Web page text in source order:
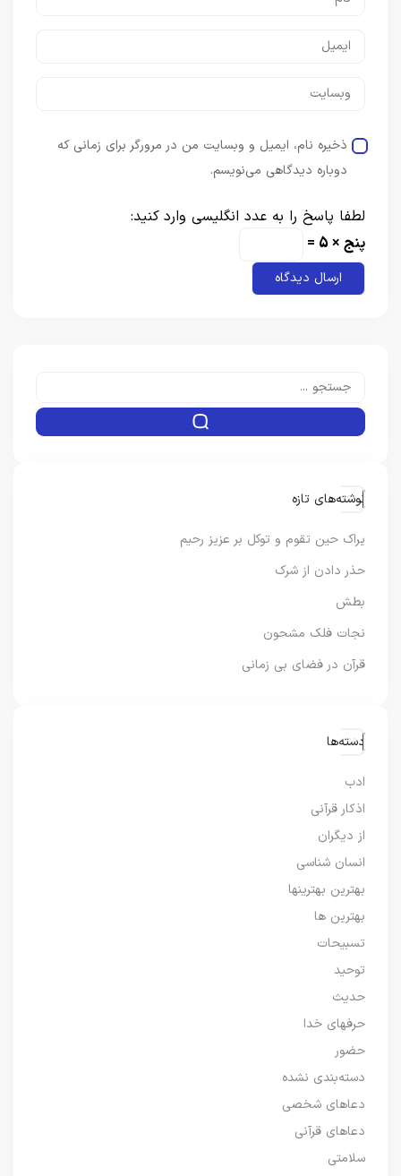
ذخیره نام، ایمیل و وبسایت من در مرورگر برای زمانی که
دوباره دیدگاهی می‌نویسم.
لطفا پاسخ را به عدد انگلیسی وارد کنید:
پنج × 5 =
نوشته‌های تازه
یراک حین تقوم و توکل بر عزیز رحیم
حذر دادن از شرک
بطش
نجات فلک مشحون
قرآن در فضای بی زمانی
دسته‌ها
ادب
اذکار قرآنی
از دیگران
انسان شناسی
بهترین بهترینها
بهترین ها
تسبیحات
توحید
حدیث
حرفهای خدا
حضور
دسته‌بندی نشده
دعاهای شخصی
دعاهای قرآنی
سلامتی